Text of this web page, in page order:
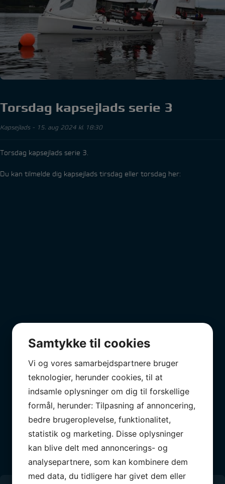
Torsdag kapsejlads serie 3
Kapsejlads- 15. aug 2024 kl. 18:30
Torsdag kapsejlads serie 3.
Du kan tilmelde dig kapsejlads tirsdag eller torsdag her:
Samtykke til cookies
Vi og vores samarbejdspartnere bruger
teknologier, herunder cookies, til at
indsamle oplysninger om dig til forskellige
formål, herunder: Tilpasning af annoncering,
bedre brugeroplevelse, funktionalitet,
statistik og marketing. Disse oplysninger
kan blive delt med annoncerings- og
analysepartnere, som kan kombinere dem
med data, du tidligere har givet dem eller